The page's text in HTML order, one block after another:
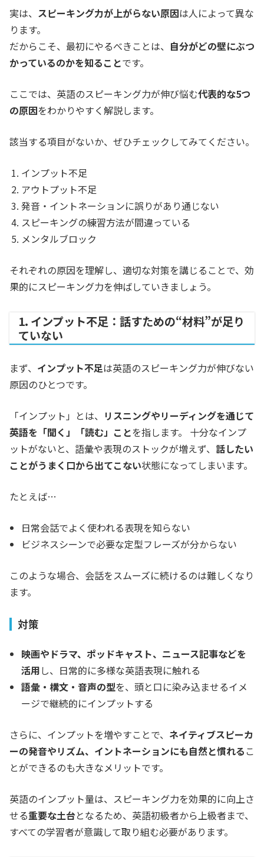
実は、 スピーキング力が上がらない原因は人によって異な
ります。
だからこそ、最初にやるべきことは、 自分がどの壁にぶつ
かっているのかを知ることです。
ここでは、英語のスピーキング力が伸び悩む代表的な5つ
の原因をわかりやすく解説します。
該当する項目がないか、ぜひチェックしてみてください。
インプット不足
アウトプット不足
発音・イントネーションに誤りがあり通じない
スピーキングの練習方法が間違っている
メンタルブロック
それぞれの原因を理解し、適切な対策を講じることで、効
果的にスピーキング力を伸ばしていきましょう。
1. インプット不足：話すための“材料”が足り
ていない
まず、 インプット不足は英語のスピーキング力が伸びない
原因のひとつです。
「インプット」とは、 リスニングやリーディングを通じて
英語を「聞く」「読む」ことを指します。 十分なインプ
ットがないと、語彙や表現のストックが増えず、 話したい
ことがうまく口から出てこない状態になってしまいます。
たとえば…
日常会話でよく使われる表現を知らない
ビジネスシーンで必要な定型フレーズが分からない
このような場合、会話をスムーズに続けるのは難しくなり
ます。
対策
映画やドラマ、ポッドキャスト、ニュース記事などを
活用し、日常的に多様な英語表現に触れる
語彙・構文・音声の型を、頭と口に染み込ませるイメ
ージで継続的にインプットする
さらに、インプットを増やすことで、 ネイティブスピーカ
ーの発音やリズム、イントネーションにも自然と慣れる こ
とができるのも大きなメリットです。
英語のインプット量は、スピーキング力を効果的に向上さ
せる重要な土台となるため、英語初級者から上級者まで、
すべての学習者が意識して取り組む必要があります。